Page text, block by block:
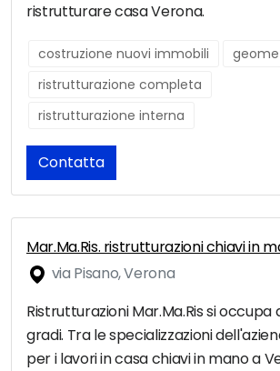
ristrutturare casa Verona.
costruzione nuovi immobili
ristrutturazione completa
ristrutturazione interna
Contatta
Mar.Ma.Ris. ristrutturazioni chiavi in
via Pisano, Verona
Ristrutturazioni Mar.Ma.Ris si occupa
gradi. Tra le specializzazioni
per i lavori in casa chiavi in mano a